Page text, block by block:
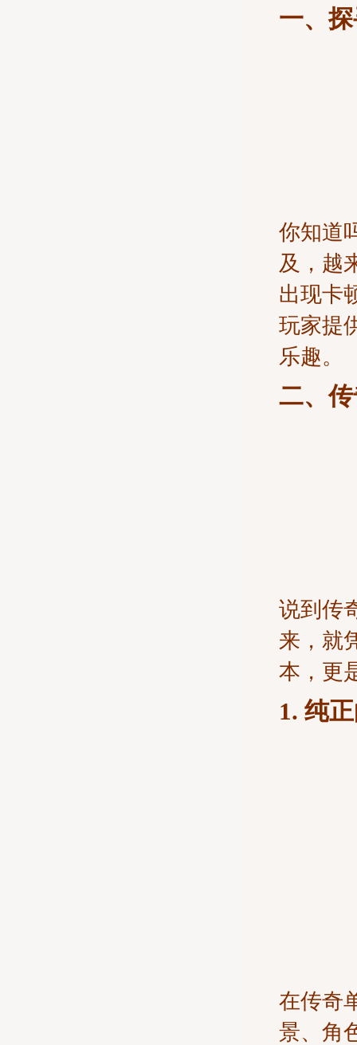
一、
你知道
及，越
出现卡
玩家提
乐趣。
二、
说到传
来，就
本，更
1. 纯
在传奇
景、角